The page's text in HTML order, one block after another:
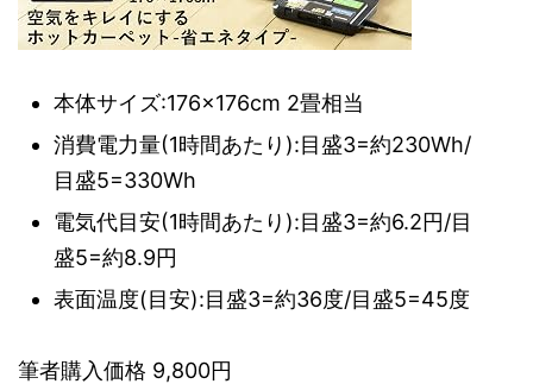
本体サイズ:176×176cm 2畳相当
消費電力量(1時間あたり):目盛3=約230Wh/
目盛5=330Wh
電気代目安(1時間あたり):目盛3=約6.2円/目
盛5=約8.9円
表面温度(目安):目盛3=約36度/目盛5=45度
筆者購入価格 9,800円